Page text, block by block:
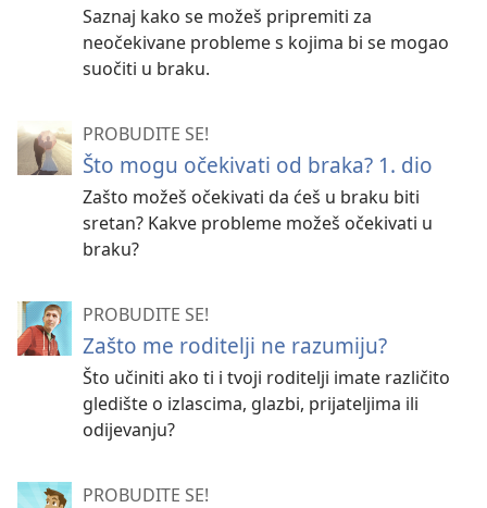
Saznaj kako se možeš pripremiti za
neočekivane probleme s kojima bi se mogao
suočiti u braku.
PROBUDITE SE!
Što mogu očekivati od braka? 1. dio
Zašto možeš očekivati da ćeš u braku biti
sretan? Kakve probleme možeš očekivati u
braku?
PROBUDITE SE!
Zašto me roditelji ne razumiju?
Što učiniti ako ti i tvoji roditelji imate različito
gledište o izlascima, glazbi, prijateljima ili
odijevanju?
PROBUDITE SE!